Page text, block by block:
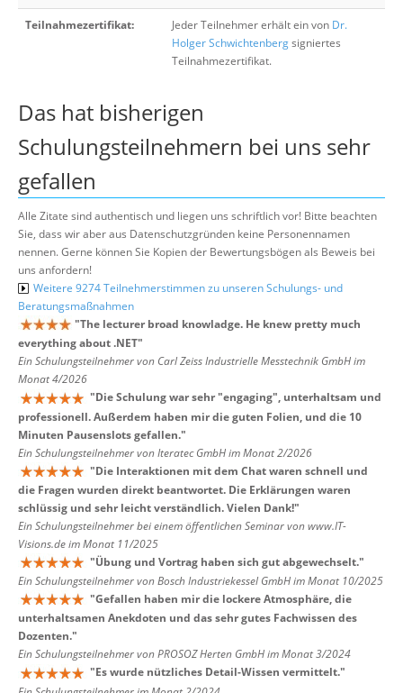
Teilnahmezertifikat: Jeder Teilnehmer erhält ein von Dr.
Holger Schwichtenbergsigniertes
Teilnahmezertifikat.
Das hat bisherigen
Schulungsteilnehmern bei uns sehr
gefallen
Alle Zitate sind authentisch und liegen uns schriftlich vor! Bitte beachten
Sie, dass wir aber aus Datenschutzgründen keine Personennamen
nennen. Gerne können Sie Kopien der Bewertungsbögen als Beweis bei
uns anfordern!
Weitere 9274 Teilnehmerstimmen zu unseren Schulungs- und
Beratungsmaßnahmen
"The lecturer broad knowladge. He knew pretty much
everything about .NET"
Ein Schulungsteilnehmer von Carl Zeiss Industrielle Messtechnik GmbH im
Monat 4/2026
"Die Schulung war sehr "engaging", unterhaltsam und
professionell. Außerdem haben mir die guten Folien, und die 10
Minuten Pausenslots gefallen."
Ein Schulungsteilnehmer von Iteratec GmbH im Monat 2/2026
"Die Interaktionen mit dem Chat waren schnell und
die Fragen wurden direkt beantwortet. Die Erklärungen waren
schlüssig und sehr leicht verständlich. Vielen Dank!"
Ein Schulungsteilnehmer bei einem öffentlichen Seminar von www.IT-
Visions.de im Monat 11/2025
"Übung und Vortrag haben sich gut abgewechselt."
Ein Schulungsteilnehmer von Bosch Industriekessel GmbH im Monat 10/2025
"Gefallen haben mir die lockere Atmosphäre, die
unterhaltsamen Anekdoten und das sehr gutes Fachwissen des
Dozenten."
Ein Schulungsteilnehmer von PROSOZ Herten GmbH im Monat 3/2024
"Es wurde nützliches Detail-Wissen vermittelt."